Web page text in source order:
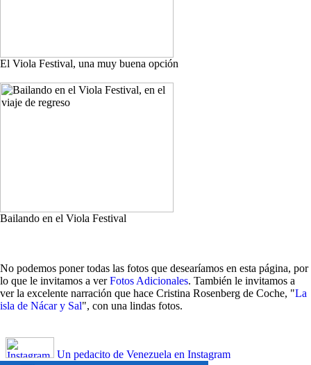
El Viola Festival, una muy buena opción
Bailando en el Viola Festival
No podemos poner todas las fotos que desearíamos en esta página, por
lo que le invitamos a verFotos Adicionales. También le invitamos a
ver la excelente narración que hace Cristina Rosenberg de Coche, "La
isla de Nácar y Sal", con una lindas fotos.
Un pedacito de Venezuela en Instagram